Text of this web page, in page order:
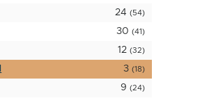
24 (54)
30 (41)
12 (32)
3 (18)
9 (24)